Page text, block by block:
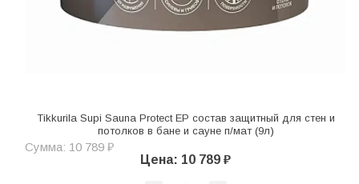
Tikkurila Supi Sauna Protect EP состав защитный для стен и
потолков в бане и сауне п/мат (9л)
Сумма: 10 789 ₽
Цена: 10 789 ₽